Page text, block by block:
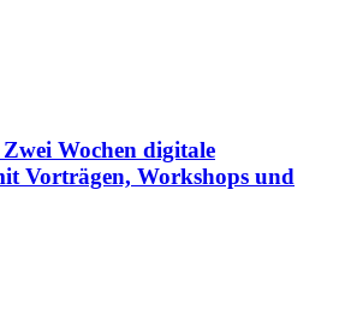
Wochen digitale
Vorträgen, Workshops und